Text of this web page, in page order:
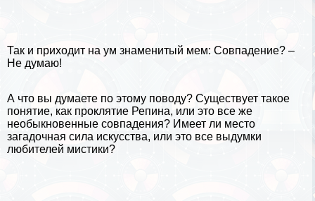
Так и приходит на ум знаменитый мем: Совпадение? –
Не думаю!
А что вы думаете по этому поводу? Существует такое
понятие, как проклятие Репина, или это все же
необыкновенные совпадения? Имеет ли место
загадочная сила искусства, или это все выдумки
любителей мистики?